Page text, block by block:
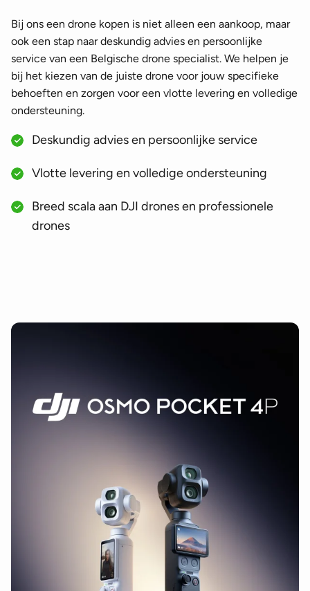
Bij ons een drone kopen is niet alleen een aankoop, maar
ook een stap naar deskundig advies en persoonlijke
service van een Belgische drone specialist. We helpen je
bij het kiezen van de juiste drone voor jouw specifieke
behoeften en zorgen voor een vlotte levering en volledige
ondersteuning.
Deskundig advies en persoonlijke service
Vlotte levering en volledige ondersteuning
Breed scala aan DJI drones en professionele
drones